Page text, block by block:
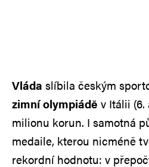
Vláda slíbila českým
zimní olympiádě v Itálii (6.
milionu korun. I samotná
medaile, kterou nicméně
rekordní hodnotu: v